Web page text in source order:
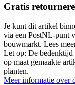
Gratis
Je kunt dit artikel
via een PostNL-punt
bouwmarkt. Lees
Let op: De bedenktijd
op maat gemaakte
planten.
Meer informatie over